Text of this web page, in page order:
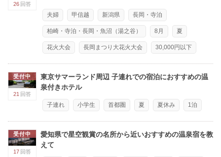
26 回答
夫婦 甲信越 新潟県 長岡・寺泊
柏崎・寺泊・長岡・魚沼（湯之谷） 8月 夏
花火大会 長岡まつり大花火大会 30,000円以下
受付中
21 回答
東京サマーランド周辺 子連れでの宿泊におすすめの温
泉付きホテル
子連れ 小学生 首都圏 夏 夏休み 1泊
受付中
17 回答
愛知県で星空観賞の名所から近いおすすめの温泉宿を教
えて